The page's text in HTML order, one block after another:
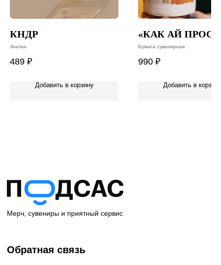
КНДР
Значок
489 ₽
Добавить в корзину
«КАК АЙ
Бумага сувенирная
990 ₽
Добавить в
Частые вопросы
Написать в Telegram
Написать на почту
Доставка
Таблицы размеров
© 2023
Обработка данных